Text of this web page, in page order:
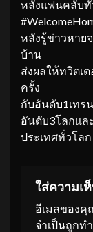
หลังแฟนคลับ
หลังรู้ข่าวหาย
บ้าน
ส่งผลให้ทวิตเ
ครั้ง
กับอันดับ1เทร
อันดับ3โลกแล
ประเทศทั่วโลก
ใส่ความเ
อีเมลของคุ
จำเป็นถูกท